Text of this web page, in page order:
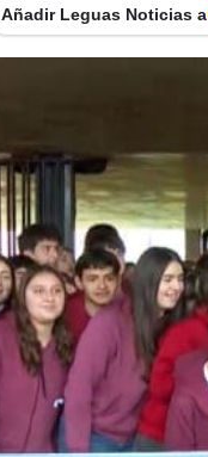
Añadir Leguas Noticias a